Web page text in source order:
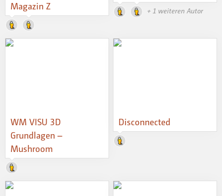
Magazin Z
+ 1 weiteren Autor
WM VISU 3D
Grundlagen –
Mushroom
Disconnected